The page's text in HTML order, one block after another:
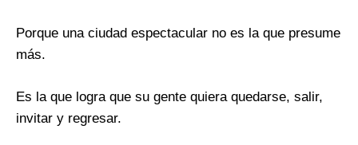
Porque una ciudad espectacular no es la que presume
más.
Es la que logra que su gente quiera quedarse, salir,
invitar y regresar.